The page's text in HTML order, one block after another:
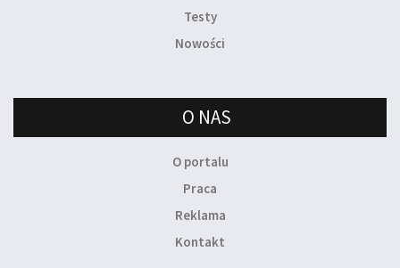
Testy
Nowości
O NAS
O portalu
Praca
Reklama
Kontakt